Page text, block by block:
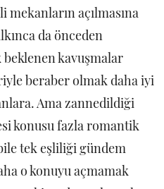
açılmasına
da önceden
beklenen kavuşmalar
beraber olmak daha iyi
Ama zannedildiği
konusu fazla romantik
tek eşliliği gündem
o konuyu açmamak